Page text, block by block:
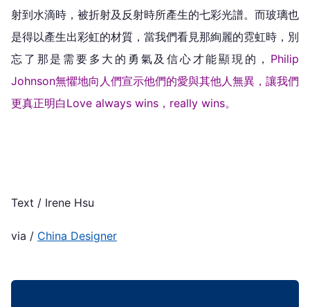
射到水滴時，被折射及反射時所產生的七彩光譜。而玻璃也
是得以產生出彩虹的材質，當我們看見那絢麗的霓虹時，別
忘了那是需要多大的勇氣及信心才能顯現的， Philip
Johnson無懼地向人們宣示他們的愛與其他人無異，讓我們
更真正明白Love always wins，really wins。
Text / Irene Hsu
via / China Designer